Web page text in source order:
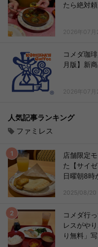
たら絶対
2026年07月
コメダ珈
月版】新
2026年07月
人気記事ランキング
ファミレス
店舗限定
た【サイ
日曜朝8時
2025/08/20
コメダ行
レスがや
り無料」